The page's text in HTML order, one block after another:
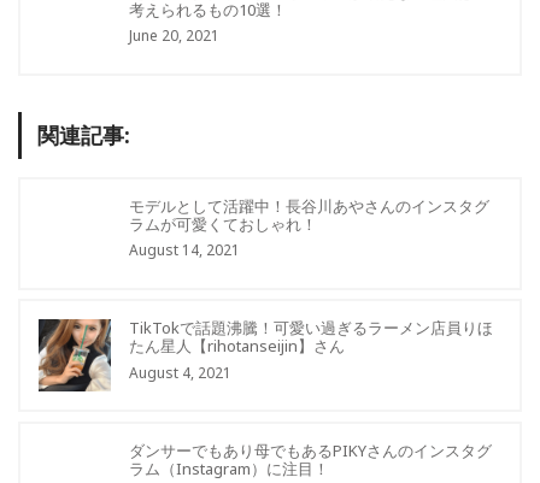
考えられるもの10選！
June 20, 2021
関連記事:
モデルとして活躍中！長谷川あやさんのインスタグ
ラムが可愛くておしゃれ！
August 14, 2021
TikTokで話題沸騰！可愛い過ぎるラーメン店員りほ
たん星人【rihotanseijin】さん
August 4, 2021
ダンサーでもあり母でもあるPIKYさんのインスタグ
ラム（Instagram）に注目！